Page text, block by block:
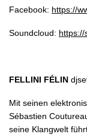
Facebook: https://
Soundcloud: https://
FELLINI FÉLIN
Mit seinen
Sébastien
seine Klangwelt